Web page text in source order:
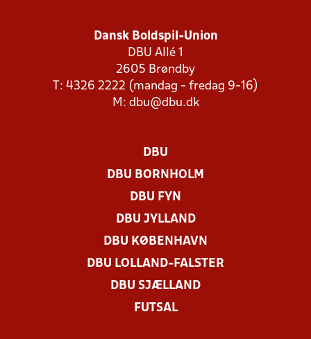
Dansk Boldspil-Union
DBU Allé 1
2605 Brøndby
T: 4326 2222 (mandag - fredag 9-16)
M: dbu@dbu.dk
DBU
DBU BORNHOLM
DBU FYN
DBU JYLLAND
DBU KØBENHAVN
DBU LOLLAND-FALSTER
DBU SJÆLLAND
FUTSAL